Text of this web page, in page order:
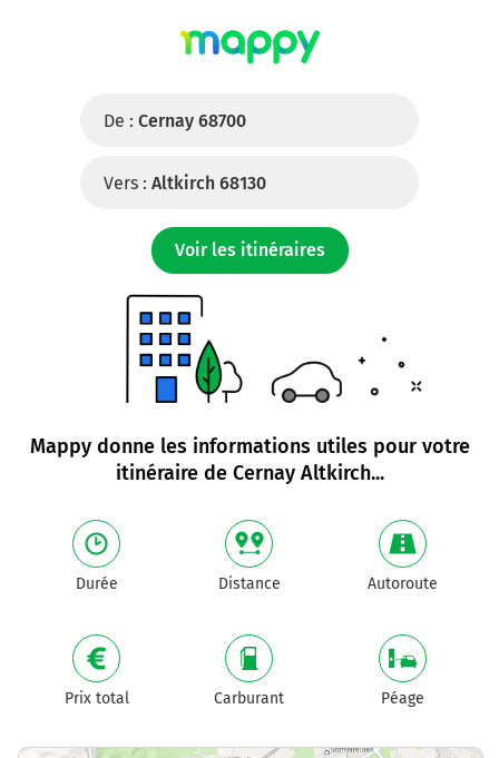
De : Cernay 68700
Vers : Altkirch 68130
Voir les itinéraires
Mappy donne les informations utiles pour votre
itinéraire de Cernay Altkirch...
Durée Distance Autoroute
Prix total Carburant Péage